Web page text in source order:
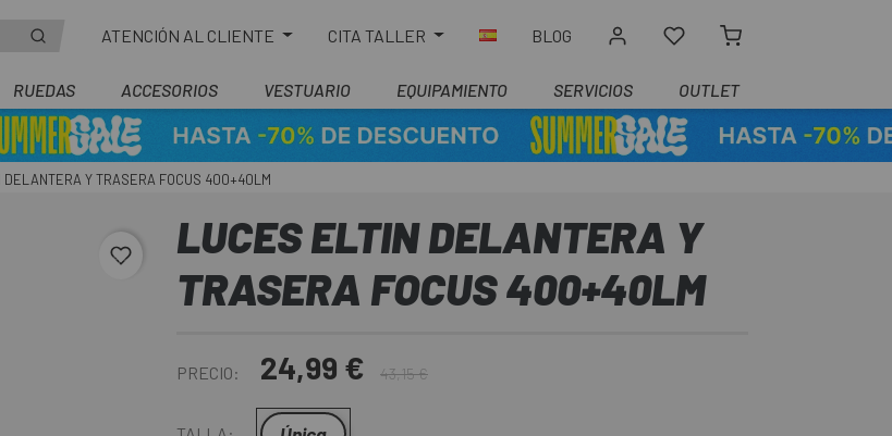
ATENCIÓN AL CLIENTE CITA TALLER BLOG
RUEDAS ACCESORIOS VESTUARIO EQUIPAMIENTO SERVICIOS OUTLET
DELANTERA Y TRASERA FOCUS 400+40LM
favorite_borderLUCES ELTIN DELANTERA Y
TRASERA FOCUS 400+40LM
PRECIO: 24,99 € 43,15 €